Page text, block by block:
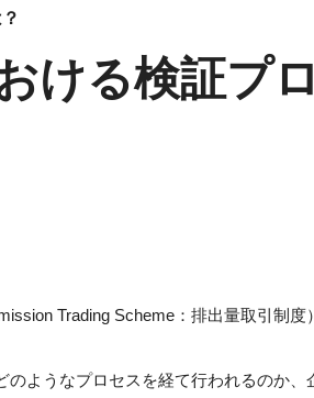
ける検証プ
Trading Scheme：排出量取引制
ようなプロセスを経て行われるのか